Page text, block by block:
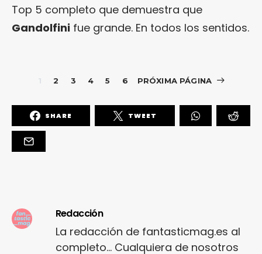
Top 5 completo que demuestra que
Gandolfini fue grande. En todos los sentidos.
1 2 3 4 5 6 PRÓXIMA PÁGINA
SHARE TWEET
Redacción
La redacción de fantasticmag.es al
completo... Cualquiera de nosotros